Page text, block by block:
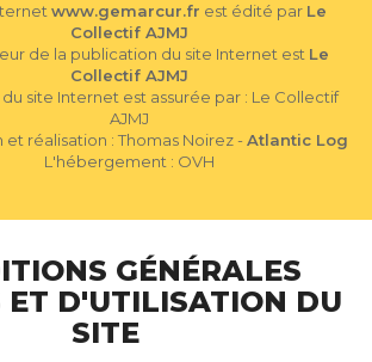
www.gemarcur.fr est édité par Le
Collectif AJMJ
de la publication du site Internet est Le
Collectif AJMJ
site Internet est assurée par : Le Collectif
AJMJ
réalisation : Thomas Noirez -Atlantic Log
L'hébergement : OVH
GÉNÉRALES
ET D'UTILISATION DU
SITE